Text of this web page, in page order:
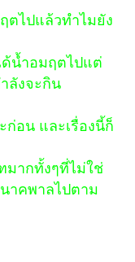
ตไปแล้วทำไมยัง
ด้น้ำอมฤตไปแต่
ลังจะกิน
อน และเรื่องนี้ก็
ากทั้งๆที่ไม่ใช่
าคพาลไปตาม